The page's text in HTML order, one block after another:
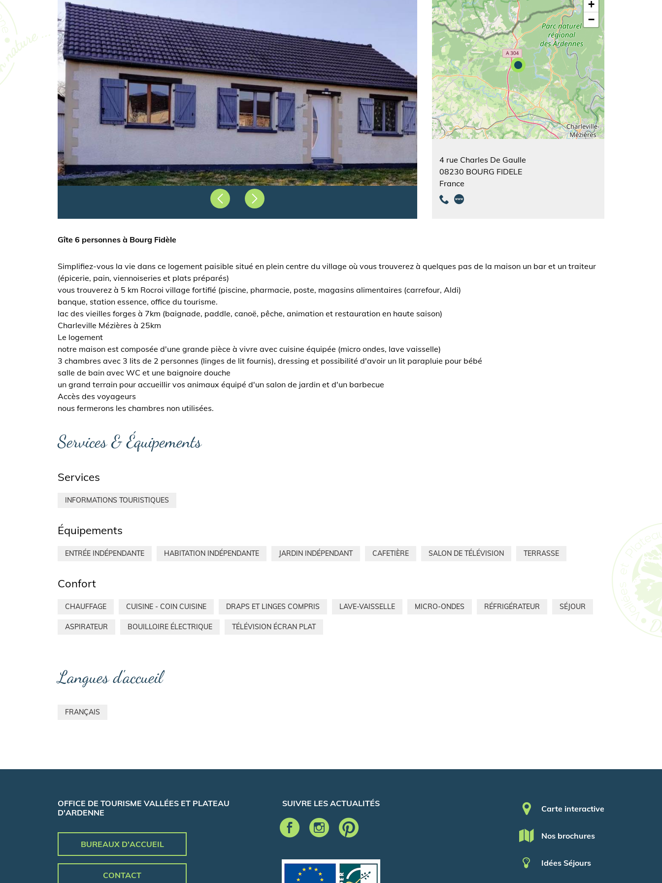
PrécédentSuivant
+
−
4 rue Charles De Gaulle
08230 BOURG FIDELE
France
Gîte 6 personnes à Bourg Fidèle
Simplifiez-vous la vie dans ce logement paisible situé en plein centre du village où vous trouverez à quelques pas de la maison un bar et un traiteur
(épicerie, pain, viennoiseries et plats préparés)
vous trouverez à 5 km Rocroi village fortifié (piscine, pharmacie, poste, magasins alimentaires (carrefour, Aldi)
banque, station essence, office du tourisme.
lac des vieilles forges à 7km (baignade, paddle, canoë, pêche, animation et restauration en haute saison)
Charleville Mézières à 25km
Le logement
notre maison est composée d'une grande pièce à vivre avec cuisine équipée (micro ondes, lave vaisselle)
3 chambres avec 3 lits de 2 personnes (linges de lit fournis), dressing et possibilité d'avoir un lit parapluie pour bébé
salle de bain avec WC et une baignoire douche
un grand terrain pour accueillir vos animaux équipé d'un salon de jardin et d'un barbecue
Accès des voyageurs
nous fermerons les chambres non utilisées.
Services & Équipements
Services
INFORMATIONS TOURISTIQUES
Équipements
ENTRÉE INDÉPENDANTE HABITATION INDÉPENDANTE JARDIN INDÉPENDANT CAFETIÈRE SALON DE TÉLÉVISION TERRASSE
Confort
CHAUFFAGE CUISINE - COIN CUISINE DRAPS ET LINGES COMPRIS LAVE-VAISSELLE MICRO-ONDES RÉFRIGÉRATEUR SÉJOUR
ASPIRATEUR BOUILLOIRE ÉLECTRIQUE TÉLÉVISION ÉCRAN PLAT
Langues d'accueil
FRANÇAIS
OFFICE DE TOURISME VALLÉES ET PLATEAU
D'ARDENNE
BUREAUX D'ACCUEIL
CONTACT
SUIVRE LES ACTUALITÉS Pied de page
Carte interactive
Nos brochures
Idées Séjours